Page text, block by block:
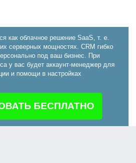
как облачное решение SaaS, т. е.
серверных мощностях. CRM гибко
под ваш бизнес. При
у вас будет аккаунт-менеджер для
и помощи в настройках
БЕСПЛАТНО